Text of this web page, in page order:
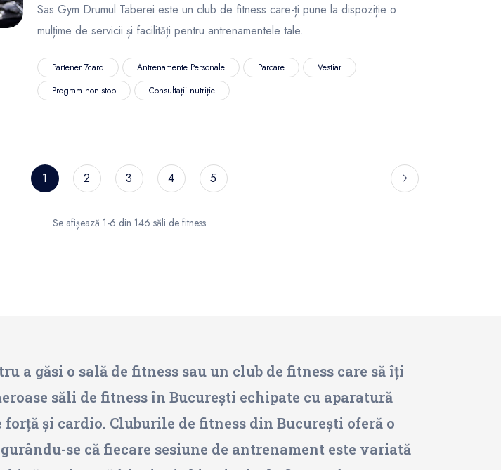
Sas Gym Drumul Taberei este un club de fitness care-ți pune la dispoziție o
mulțime de servicii și facilități pentru antrenamentele tale.
Partener 7card Antrenamente Personale Parcare
Vestiar
Program non-stop
Consultații nutriție
1 2 3 4 5
Se afișează 1-6 din 146 săli de fitness
a găsi o sală de fitness sau un club de fitness care să îți
săli de fitness în București echipate cu aparatură
și cardio. Cluburile de fitness din București oferă o
se că fiecare sesiune de antrenament este variată